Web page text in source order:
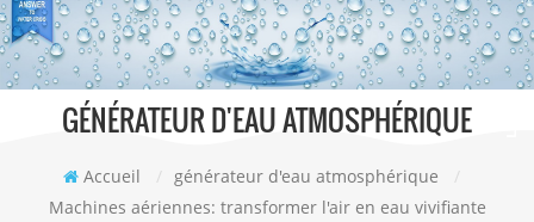
GÉNÉRATEUR D'EAU ATMOSPHÉRIQUE
Accueil / générateur d'eau atmosphérique
/
Machines aériennes: transformer l'air en eau vivifiante